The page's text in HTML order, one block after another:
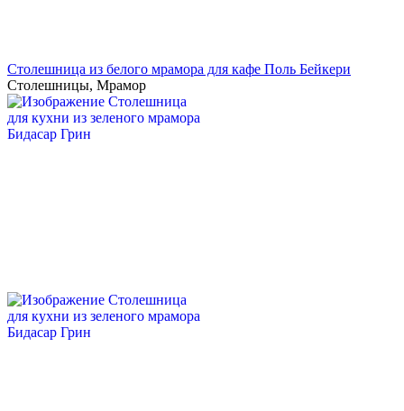
Столешница из белого мрамора для кафе Поль Бейкери
Столешницы, Мрамор